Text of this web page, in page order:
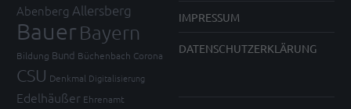
Abenberg Allersberg
Bauer Bayern
Bildung Bund Büchenbach Corona
CSU Denkmal Digitalisierung
Edelhäußer Ehrenamt
IMPRESSUM
DATENSCHUTZERKLÄRUNG